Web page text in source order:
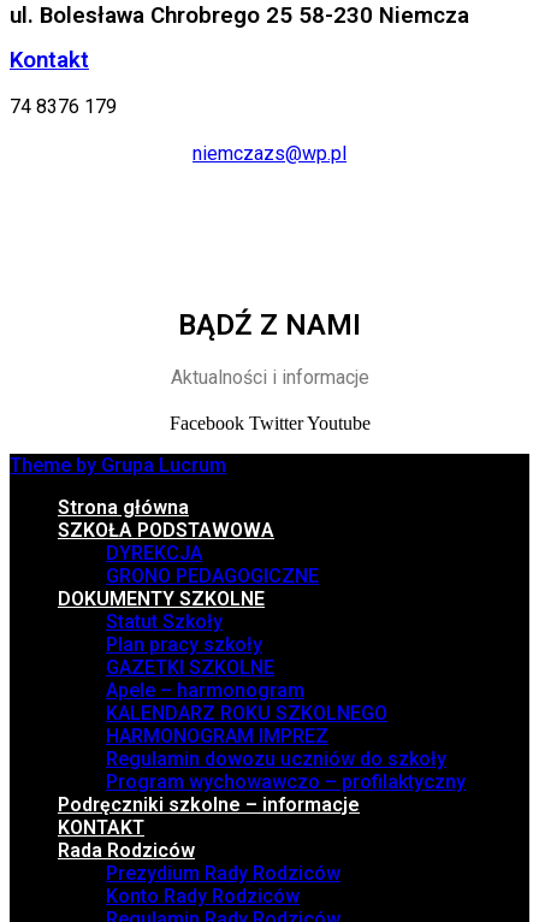
ul. Bolesława Chrobrego 25 58-230 Niemcza
Kontakt
74 8376 179
niemczazs@wp.pl
BĄDŹ Z NAMI
Aktualności i informacje
Facebook Twitter Youtube
Theme by Grupa Lucrum
Strona główna
SZKOŁA PODSTAWOWA
DYREKCJA
GRONO PEDAGOGICZNE
DOKUMENTY SZKOLNE
Statut Szkoły
Plan pracy szkoły
GAZETKI SZKOLNE
Apele – harmonogram
KALENDARZ ROKU SZKOLNEGO
HARMONOGRAM IMPREZ
Regulamin dowozu uczniów do szkoły
Program wychowawczo – profilaktyczny
Podręczniki szkolne – informacje
KONTAKT
Rada Rodziców
Prezydium Rady Rodziców
Konto Rady Rodziców